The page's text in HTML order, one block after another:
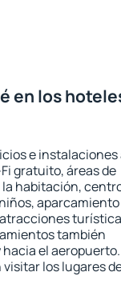
en los
e instalaciones
gratuito, áreas de
habitación,
aparcamiento
también
el aeropuerto.
los lugares